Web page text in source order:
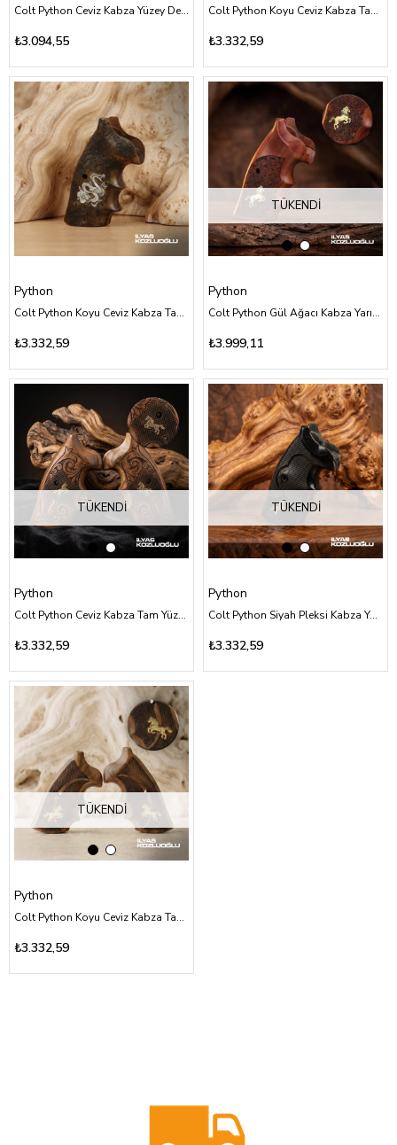
Colt Python Ceviz Kabza Yüzey Desensiz At Logolu
₺3.094,55
Colt Python Koyu Ceviz Kabza Tam Yüzey Özel Tasarım Desenli Sarı Pirinç Kobra Logolu
₺3.332,59
Python
Colt Python Koyu Ceviz Kabza Tam Yüzey Özel Tasarım Desenli Gümüş Renk Figürlü
₺3.332,59
TÜKENDI
Python
Colt Python Gül Ağacı Kabza Yarım Yüzey Çiçek Desenli Sarı Pirinç At Logolu
₺3.999,11
TÜKENDI
Python
Colt Python Ceviz Kabza Tam Yüzey Desenli Sarı Pirinç At Logolu
₺3.332,59
TÜKENDI
Python
Colt Python Siyah Pleksi Kabza Yarım Yüzey Baklava Desenli Sarı Pirinç At Logolu
₺3.332,59
TÜKENDI
Python
Colt Python Koyu Ceviz Kabza Tam Yüzey Desenli Sarı Pirinç At Logolu
₺3.332,59